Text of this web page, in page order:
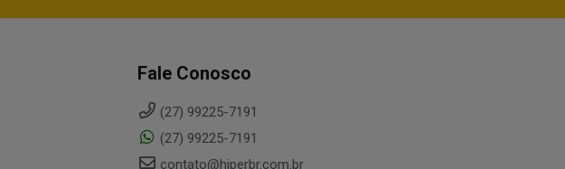
Fale Conosco
(27) 99225-7191
(27) 99225-7191
contato@hiperbr.com.br